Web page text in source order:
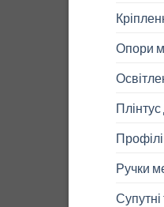
Опори
Плінтус
Ручки
Карго графіт GTV х300
направл.)
ДОДАТИ В КОШИК